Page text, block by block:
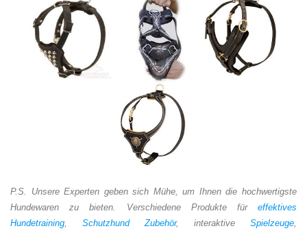
P.S. Unsere Experten geben sich Mühe, um Ihnen die hochwertigste
Hundewaren zu bieten. Verschiedene Produkte für effektives
Hundetraining, Schutzhund Zubehör, interaktive Spielzeuge,